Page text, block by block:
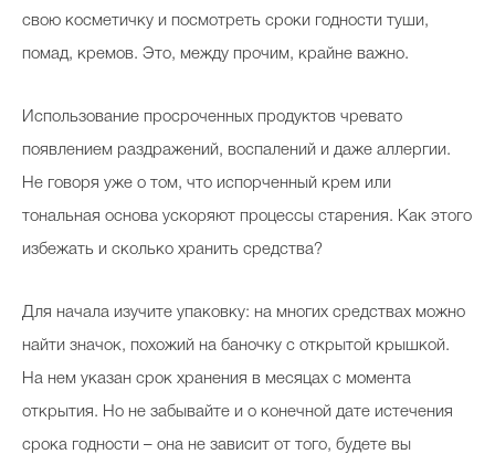
Бьютихакер / Мама-хакер
Полиция красоты
Хит недели от визажиста
Фотоальбом
Интервью со звездой
свою косметичку и посмотреть сроки годности туши,
помад, кремов. Это, между прочим, крайне важно.
Использование просроченных продуктов чревато
появлением раздражений, воспалений и даже аллергии.
Не говоря уже о том, что испорченный крем или
тональная основа ускоряют процессы старения. Как этого
избежать и сколько хранить средства?
Для начала изучите упаковку: на многих средствах можно
найти значок, похожий на баночку с открытой крышкой.
На нем указан срок хранения в месяцах с момента
открытия. Но не забывайте и о конечной дате истечения
срока годности – она не зависит от того, будете вы